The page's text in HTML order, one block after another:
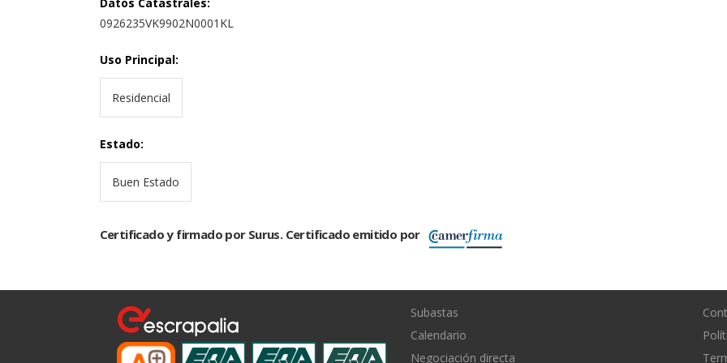
0926235VK9902N0001KL
Uso Principal:
Residencial
Estado:
Buen Estado
Certificado y firmado por Surus. Certificado emitido por
Subastas
Calendario
Negociación directa